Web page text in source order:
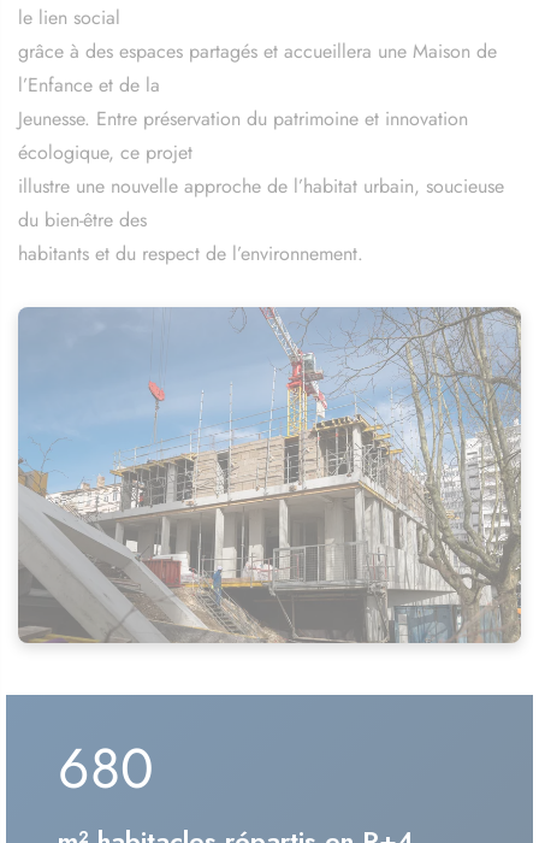
le lien social
grâce à des espaces partagés et accueillera une Maison de
l’Enfance et de la
Jeunesse. Entre préservation du patrimoine et innovation
écologique, ce projet
illustre une nouvelle approche de l’habitat urbain, soucieuse
du bien-être des
habitants et du respect de l’environnement.
680